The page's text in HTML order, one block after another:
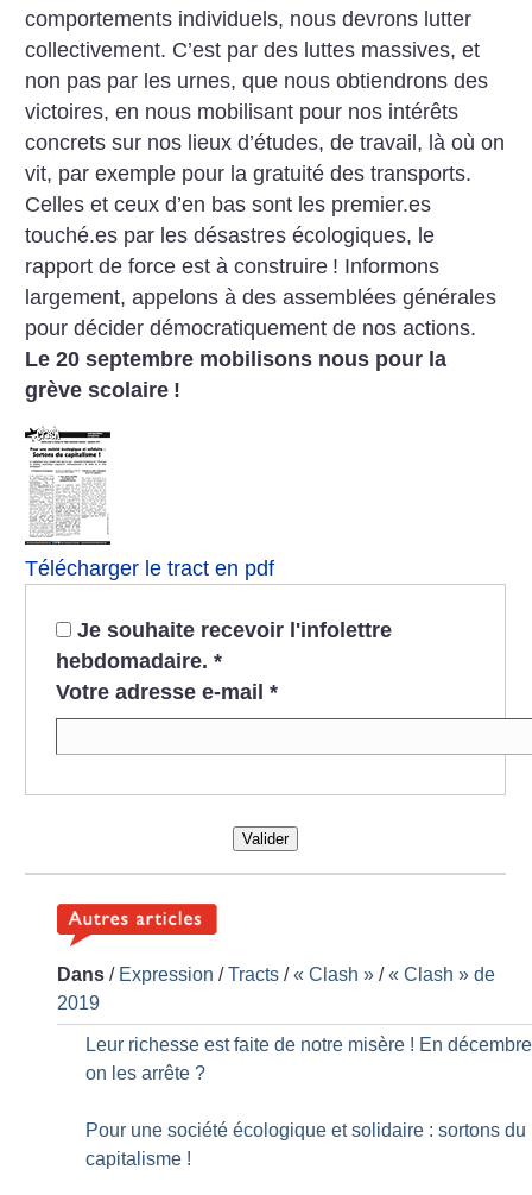
comportements individuels, nous devrons lutter
collectivement. C’est par des luttes massives, et
non pas par les urnes, que nous obtiendrons des
victoires, en nous mobilisant pour nos intérêts
concrets sur nos lieux d’études, de travail, là où on
vit, par exemple pour la gratuité des transports.
Celles et ceux d’en bas sont les premier.es
touché.es par les désastres écologiques, le
rapport de force est à construire ! Informons
largement, appelons à des assemblées générales
pour décider démocratiquement de nos actions.
Le 20 septembre mobilisons nous pour la
grève scolaire !
Télécharger le tract en pdf
Je souhaite recevoir l'infolettre
hebdomadaire. *
Votre adresse e-mail *
Valider
Dans / Expression /Tracts /« Clash » /« Clash » de
2019
Leur richesse est faite de notre misère ! En
on les arrête ?
Pour une société écologique et solidaire : sortons du
capitalisme !